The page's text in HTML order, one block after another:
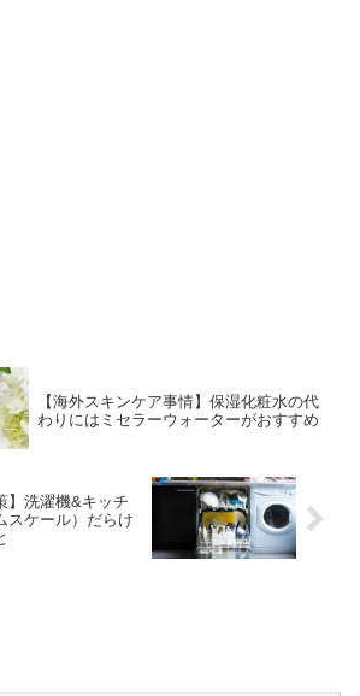
【海外スキンケア事情】保湿化粧水の代
わりにはミセラーウォーターがおすすめ
】洗濯機&キッチ
スケール）だらけ